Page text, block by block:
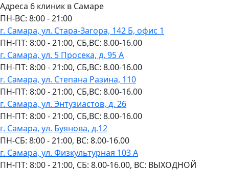
Адреса 6 клиник в Самаре
ПН-ВC: 8:00 - 21:00
г. Самара, ул. Стара-Загора, 142 Б, офис 1
ПН-ПТ: 8:00 - 21:00, СБ,ВС: 8.00-16.00
г. Самара, ул. 5 Просека, д. 95 А
ПН-ПТ: 8:00 - 21:00, СБ,ВС: 8.00-16.00
г. Самара, ул. Степана Разина, 110
ПН-ПТ: 8:00 - 21:00, СБ,ВС: 8.00-16.00
г. Самара, ул. Энтузиастов, д. 26
ПН-ПТ: 8:00 - 21:00, СБ,ВС: 8.00-16.00
г. Самара, ул. Буянова, д.12
ПН-СБ: 8:00 - 21:00, ВС: 8.00-16.00
г. Самара, ул. Физкультурная 103 А
ПН-ПТ: 8:00 - 21:00, СБ: 8.00-16.00, ВС: ВЫХОДНОЙ